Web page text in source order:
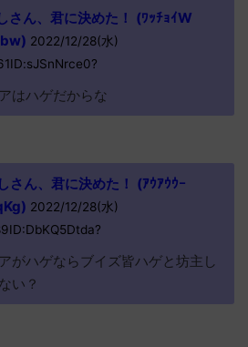
さん、君に決めた！ (ﾜｯﾁｮｲW
2022/12/28(水)
はハゲだからな
さん、君に決めた！ (ｱｳｱｳｳｰ
2022/12/28(水)
がハゲならブイズ皆ハゲと坊主し
い？